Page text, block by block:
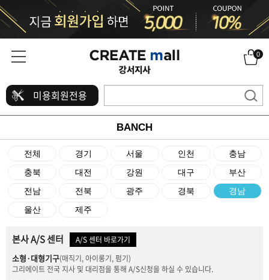
0
미용회원전용
BANCH
전체 경기 서울 인천
충남
충북
대전 강원 대구
부산
전남
전북 광주 경북
경남
울산
제주
본사 A/S 센터 A/S 센터 바로가기
소형·대형기구(매직기, 아이롱기, 펌기)
그리에이트 전국 지사 및 대리점을 통해 A/S신청을 하실 수 있습니다.